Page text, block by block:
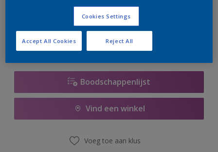
te bestellen. Houd de website in de gaten, we werken
er hard aan om de voorraad aan te vullen.
Boodschappenlijst
Vind een winkel
Voeg toe aan klus
Cookies Settings
Reject All
Accept All Cookies